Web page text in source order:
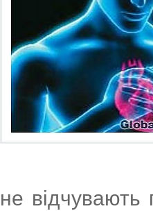
не відчувають